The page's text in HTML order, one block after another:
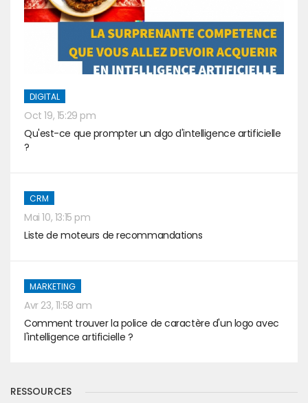
DIGITAL
Oct 19, 15:29 pm
Qu'est-ce que prompter un algo d'intelligence artificielle
?
CRM
Mai 10, 13:15 pm
Liste de moteurs de recommandations
MARKETING
Avr 23, 11:58 am
Comment trouver la police de caractère d'un logo avec
l'intelligence artificielle ?
RESSOURCES